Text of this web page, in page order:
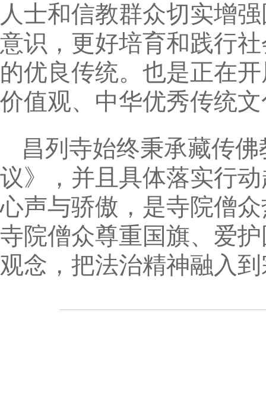
人士和信教群众切实增
意识，更好培育和践行
的优良传统。也是正在
价值观、中华优秀传统
昌列寺始终秉承藏传
议》，并且具体落实行
心声与骄傲，是寺院僧
寺院僧众尊重国旗、爱
观念，把法治精神融入